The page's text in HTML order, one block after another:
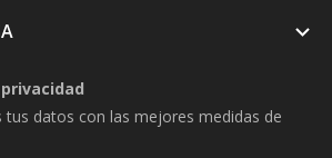

tus datos con las mejores medidas de